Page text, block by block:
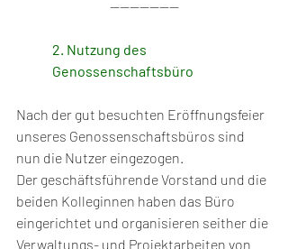
--------------
2. Nutzung des
Genossenschaftsbüro
Nach der gut besuchten Eröffnungsfeier
unseres Genossenschaftsbüros sind
nun die Nutzer eingezogen.
Der geschäftsführende Vorstand und die
beiden Kolleginnen haben das Büro
eingerichtet und organisieren seither die
Verwaltungs- und Projektarbeiten von